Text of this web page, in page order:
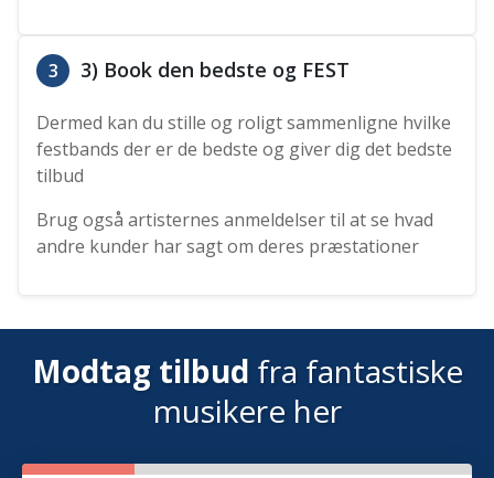
3 3) Book den bedste og FEST
Dermed kan du stille og roligt sammenligne hvilke
festbands der er de bedste og giver dig det bedste
tilbud
Brug også artisternes anmeldelser til at se hvad
andre kunder har sagt om deres præstationer
Modtag tilbud fra fantastiske
musikere her